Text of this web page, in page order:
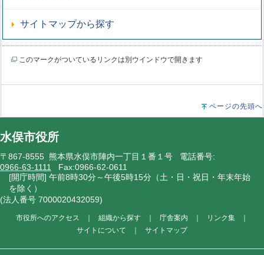
サイトマップから探す
このマークがついているリンクは別ウインドウで開きます
ページの先頭へ
水俣市役所
〒867-8555 熊本県水俣市陣内一丁目１番１号 電話番号:
0966-63-1111 Fax:0966-62-0611
[開庁時間] 午前8時30分～午後5時15分（土・日・祝日・年末年始
を除く）
(法人番号 7000020432059)
市役所へのアクセス 組織から探す 庁舎案内 リンク集
サイトについて
サイトマップ